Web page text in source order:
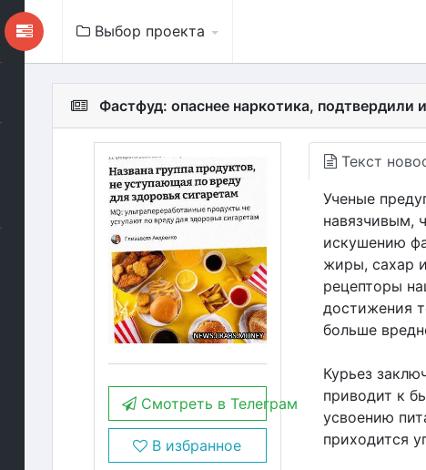
Выбор проекта
Фастфуд: опаснее наркотика, подтвердили
Смотреть в Телеграм
В избранное
Текст
Ученые
навязчивым,
искушению
жиры, сахар
рецепторы
достижения
больше
Курьез
приводит к
усвоению
приходится